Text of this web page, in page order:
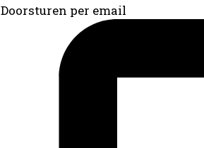
Doorsturen per email